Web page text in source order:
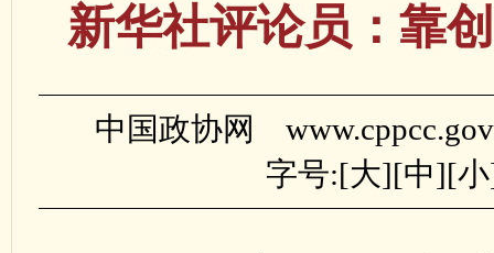
新华社评论员：靠
中国政协网
字号:[大][中][小